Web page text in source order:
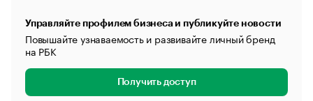
Управляйте профилем бизнеса и публикуйте новости
Повышайте узнаваемость и развивайте личный бренд
на РБК
Получить доступ